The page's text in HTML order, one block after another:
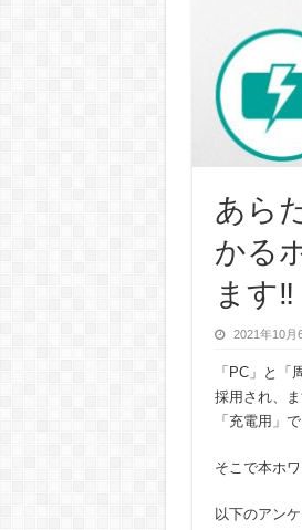
あら
かる
ます‼
2021年10月
「PC」と
採用され、
「充電用」
そこで本ホ
以下のアン